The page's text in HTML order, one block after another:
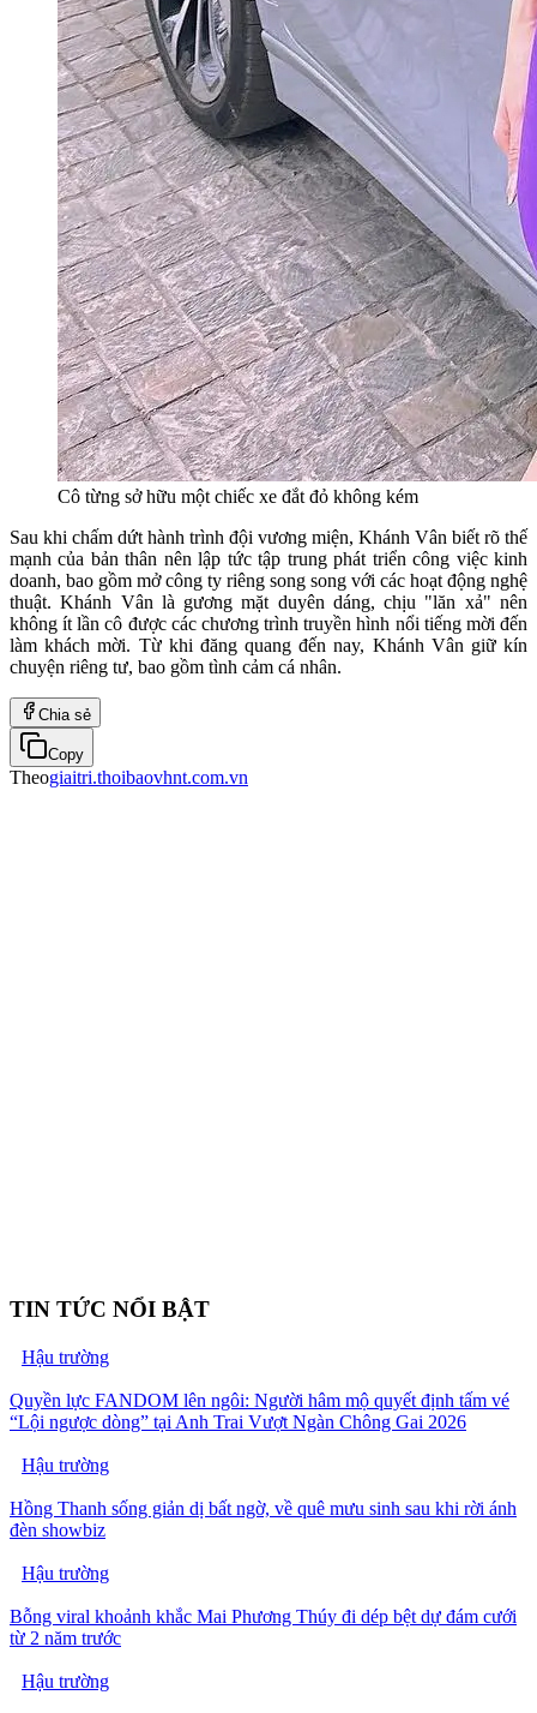
Cô từng sở hữu một chiếc xe đắt đỏ không kém
Sau khi chấm dứt hành trình đội vương miện, Khánh Vân biết rõ thế
mạnh của bản thân nên lập tức tập trung phát triển công việc kinh
doanh, bao gồm mở công ty riêng song song với các hoạt động nghệ
thuật. Khánh Vân là gương mặt duyên dáng, chịu "lăn xả" nên
không ít lần cô được các chương trình truyền hình nổi tiếng mời đến
làm khách mời. Từ khi đăng quang đến nay, Khánh Vân giữ kín
chuyện riêng tư, bao gồm tình cảm cá nhân.
Chia sẻ
Copy
Theogiaitri.thoibaovhnt.com.vn
TIN TỨC NỔI BẬT
Hậu trường
Quyền lực FANDOM lên ngôi: Người hâm mộ quyết định tấm vé
“Lội ngược dòng” tại Anh Trai Vượt Ngàn Chông Gai 2026
Hậu trường
Hồng Thanh sống giản dị bất ngờ, về quê mưu sinh sau khi rời ánh
đèn showbiz
Hậu trường
Bỗng viral khoảnh khắc Mai Phương Thúy đi dép bệt dự đám cưới
từ 2 năm trước
Hậu trường